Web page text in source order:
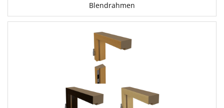
Blendrahmen